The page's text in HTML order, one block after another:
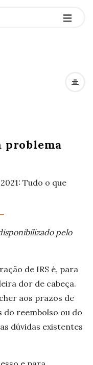
problema
Tudo o que
pelo
de IRS é, para
dor de cabeça.
aos prazos de
do reembolso ou do
dúvidas existentes